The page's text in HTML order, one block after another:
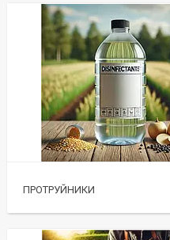
ПРОТРУЙНИКИ